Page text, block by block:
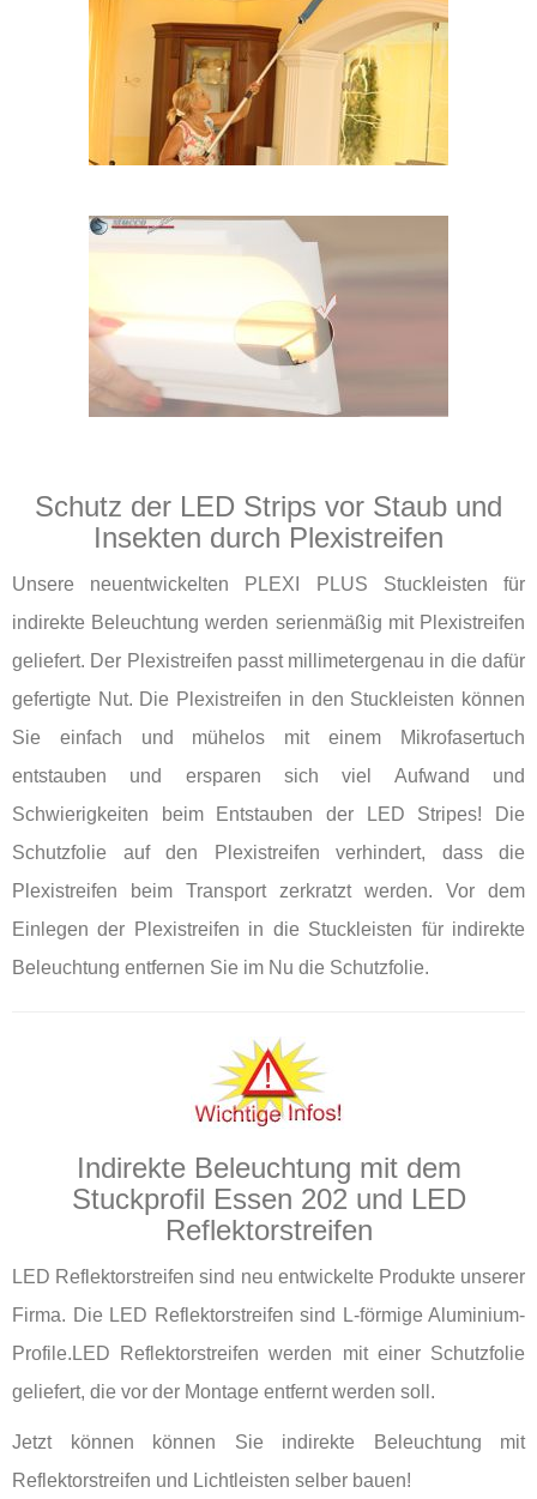
Schutz der LED Strips vor Staub und
Insekten durch Plexistreifen
Unsere neuentwickelten PLEXI PLUS Stuckleisten für
indirekte Beleuchtung werden serienmäßig mit Plexistreifen
geliefert. Der Plexistreifen passt millimetergenau in die dafür
gefertigte Nut. Die Plexistreifen in den Stuckleisten können
Sie einfach und mühelos mit einem Mikrofasertuch
entstauben und ersparen sich viel Aufwand und
Schwierigkeiten beim Entstauben der LED Stripes! Die
Schutzfolie auf den Plexistreifen verhindert, dass die
Plexistreifen beim Transport zerkratzt werden. Vor dem
Einlegen der Plexistreifen in die Stuckleisten für indirekte
Beleuchtung entfernen Sie im Nu die Schutzfolie.
Indirekte Beleuchtung mit dem
Stuckprofil Essen 202 und LED
Reflektorstreifen
LED Reflektorstreifen sind neu entwickelte Produkte unserer
Firma. Die LED Reflektorstreifen sind L-förmige Aluminium-
Profile.LED Reflektorstreifen werden mit einer Schutzfolie
geliefert, die vor der Montage entfernt werden soll.
Jetzt können können Sie indirekte Beleuchtung mit
Reflektorstreifen und Lichtleisten selber bauen!